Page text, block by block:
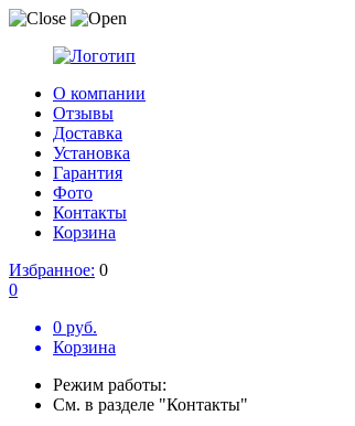
О компании
Отзывы
Доставка
Установка
Гарантия
Фото
Контакты
Корзина
Избранное: 0
0
0 руб.
Корзина
Режим работы:
См. в разделе "Контакты"